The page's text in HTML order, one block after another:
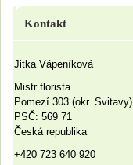
Kontakt
Jitka Vápeníková
Mistr florista
Pomezí 303 (okr. Svitavy)
PSČ: 569 71
Česká republika
+420 723 640 920